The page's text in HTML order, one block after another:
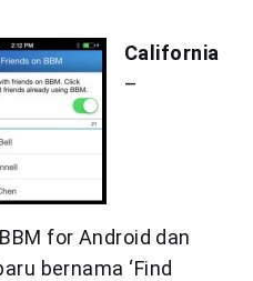
California
–
for Android dan
bernama ‘Find